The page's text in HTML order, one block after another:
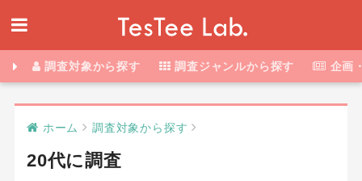
調査対象から探す 調査ジャンルから探す 企画
ホーム 調査対象から探す
20代に調査